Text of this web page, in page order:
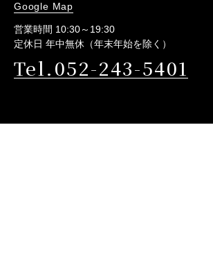
Google Map
営業時間 10:30～19:30
定休日 年中無休（年末年始を除く）
Tel.052-243-5401